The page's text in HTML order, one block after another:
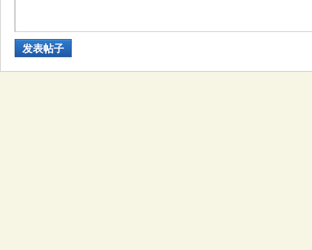
发表帖子